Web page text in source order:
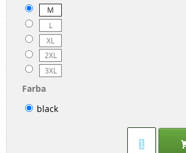
M
L
XL
2XL
3XL
Farba
black